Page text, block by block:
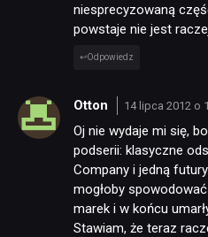
niesprecyzowaną
powstaje nie jest
Odpowiedz
Otton 14 lipca 2012 o
Oj nie wydaje mi się,
podserii: klasyczne
Company i jedną
mogłoby
marek i w końcu
Stawiam, że teraz